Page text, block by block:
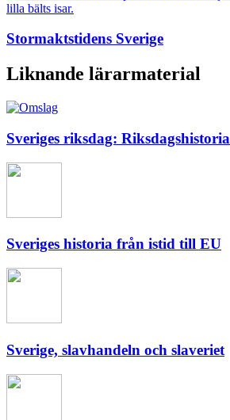
Stormaktstidens Sverige
Liknande lärarmaterial
Sveriges riksdag: Riksdagshistoria
Sveriges historia från istid till EU
Sverige, slavhandeln och slaveriet